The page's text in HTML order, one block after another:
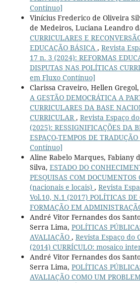
Contínuo]
Vinícius Frederico de Oliveira
de Medeiros, Luciana Leandro
CURRICULARES E
EDUCAÇÃO BÁSICA , Revista
17 n. 3 (2024): REFORMAS
DISPUTAS NAS POLÍTICAS
em Fluxo Contínuo]
Clarissa Craveiro, Hellen
A GESTÃO DEMOCRÁTICA A
CURRICULARES DA BASE
CURRICULAR , Revista Espaço
(2025): RESSIGNIFICAÇÕES DA
ESPAÇO-TEMPOS DE
Contínuo]
Aline Rabelo Marques, Fabiany
Silva, ESTADO DO
PESQUISAS COM DOCUMENTOS
(nacionais e locais) , Revista
Vol.10, N.1 (2017) POLÍTICAS DE
FORMAÇÃO EM
André Vitor Fernandes dos
Serra Lima, POLÍTICAS
AVALIAÇÃO , Revista Espaço do
(2014) CURRÍCULO: mosaico
André Vitor Fernandes dos
Serra Lima, POLÍTICAS
AVALIAÇÃO COMO UM